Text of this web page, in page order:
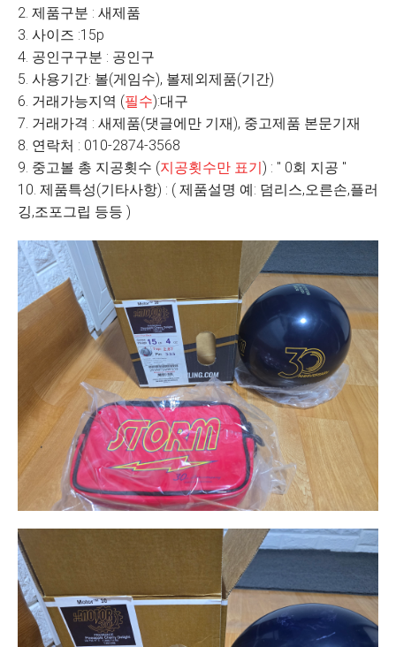
2. 제품구분 : 새제품
3. 사이즈 :15p
4. 공인구구분 : 공인구
5. 사용기간: 볼(게임수), 볼제외제품(기간)
6. 거래가능지역 (필수):대구
7. 거래가격 : 새제품(댓글에만 기재), 중고제품 본문기재
8. 연락처 : 010-2874-3568
9. 중고볼 총 지공횟수 (지공횟수만 표기) : " 0회 지공 "
10. 제품특성(기타사항) : ( 제품설명 예: 덤리스,오른손,플러
깅,조포그립 등등 )